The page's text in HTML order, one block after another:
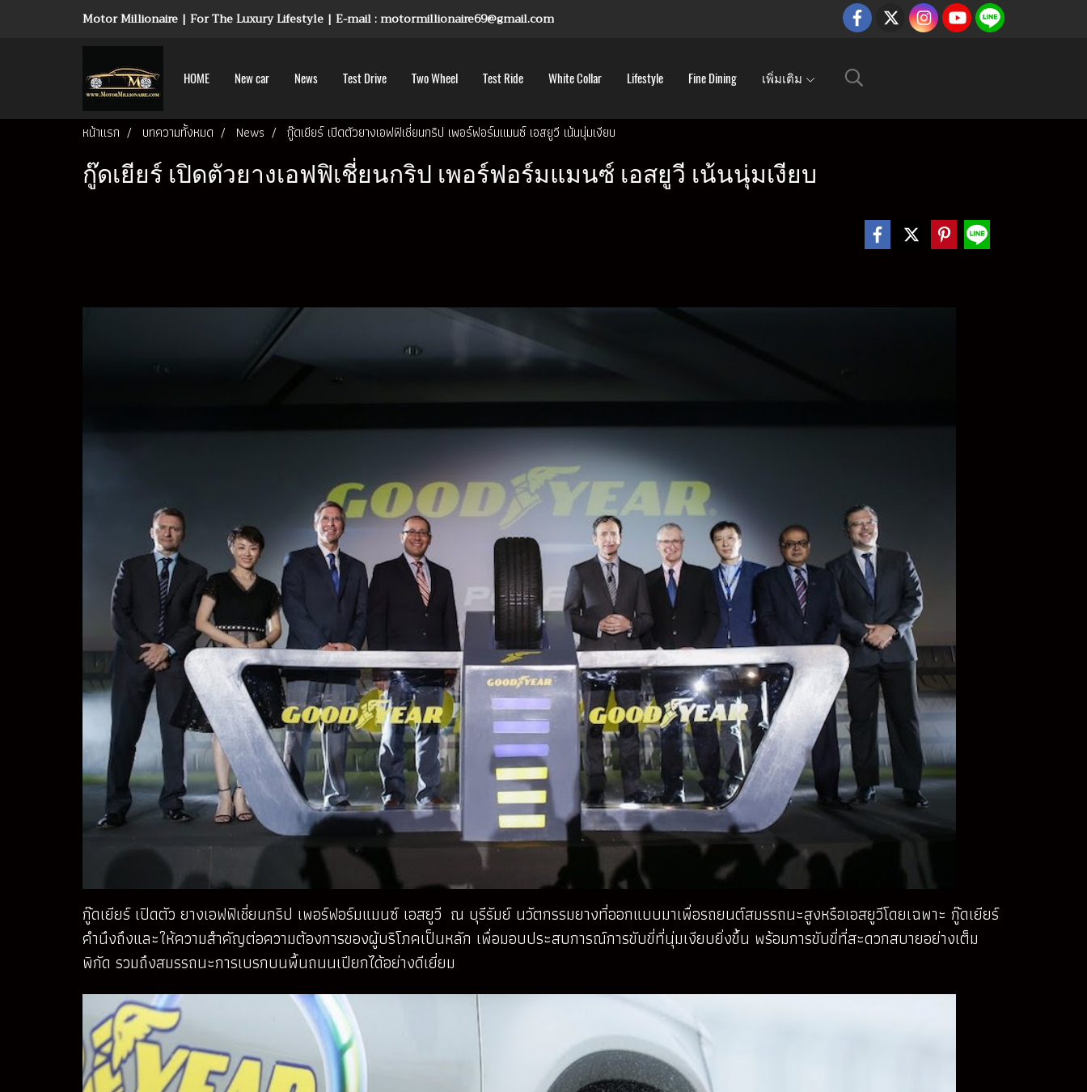
Motor Millionaire | For The Luxury Lifestyle | E-mail : motormillionaire69@gmail.com
HOME New car News Test Drive Two Wheel Test Ride White Collar Lifestyle Fine Dining เพิ่มเติม
หน้าแรก บทความทั้งหมด News กู๊ดเยียร์ เปิดตัวยางเอฟฟิเชี่ยนกริป เพอร์ฟอร์มแมนซ์ เอสยูวี เน้นนุ่มเงียบ
กู๊ดเยียร์ เปิดตัวยางเอฟฟิเชี่ยนกริป เพอร์ฟอร์มแมนซ์ เอสยูวี เน้นนุ่มเงียบ
กู๊ดเยียร์ เปิดตัว ยางเอฟฟิเชี่ยนกริป เพอร์ฟอร์มแมนซ์ เอสยูวี ณ บุรีรัมย์ นวัตกรรมยางที่ออกแบบมาเพื่อรถยนต์สมรรถนะสูงหรือเอสยูวีโดยเฉพาะ กู๊ดเยียร์
คำนึงถึงและให้ความสำคัญต่อความต้องการของผู้บริโภคเป็นหลัก เพื่อมอบประสบการณ์การขับขี่ที่นุ่มเงียบยิ่งขึ้น พร้อมการขับขี่ที่สะดวกสบายอย่างเต็ม
พิกัด รวมถึงสมรรถนะการเบรกบนพื้นถนนเปียกได้อย่างดีเยี่ยม